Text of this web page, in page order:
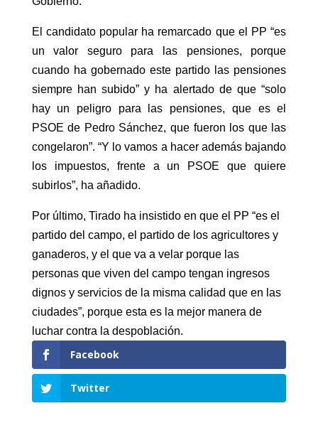
El candidato popular ha remarcado que el PP “es
un valor seguro para las pensiones, porque
cuando ha gobernado este partido las pensiones
siempre han subido” y ha alertado de que “solo
hay un peligro para las pensiones, que es el
PSOE de Pedro Sánchez, que fueron los que las
congelaron”. “Y lo vamos a hacer además bajando
los impuestos, frente a un PSOE que quiere
subirlos”, ha añadido.
Por último, Tirado ha insistido en que el PP “es el
partido del campo, el partido de los agricultores y
ganaderos, y el que va a velar porque las
personas que viven del campo tengan ingresos
dignos y servicios de la misma calidad que en las
ciudades”, porque esta es la mejor manera de
luchar contra la despoblación.
Facebook
Twitter